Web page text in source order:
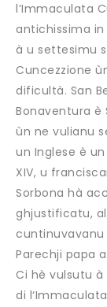
l‘Immaculata
antichissima
à u settesimu
Cuncezzione
dificultà. San
Bonaventura è
ùn ne vulianu
un Inglese è
XIV, u
Sorbona hà
ghjustificatu,
Parechji papa
Ci hè vulsutu
di